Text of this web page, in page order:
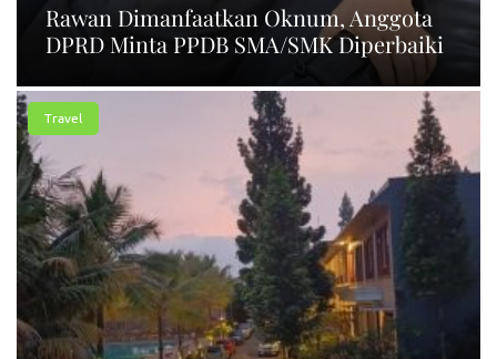
Rawan Dimanfaatkan Oknum, Anggota
DPRD Minta PPDB SMA/SMK Diperbaiki
Travel